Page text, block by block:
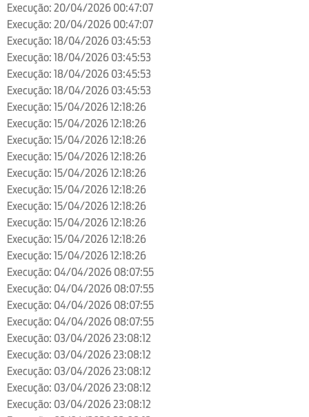
Execução: 20/04/2026 00:47:07
Execução: 20/04/2026 00:47:07
Execução: 18/04/2026 03:45:53
Execução: 18/04/2026 03:45:53
Execução: 18/04/2026 03:45:53
Execução: 18/04/2026 03:45:53
Execução: 15/04/2026 12:18:26
Execução: 15/04/2026 12:18:26
Execução: 15/04/2026 12:18:26
Execução: 15/04/2026 12:18:26
Execução: 15/04/2026 12:18:26
Execução: 15/04/2026 12:18:26
Execução: 15/04/2026 12:18:26
Execução: 15/04/2026 12:18:26
Execução: 15/04/2026 12:18:26
Execução: 15/04/2026 12:18:26
Execução: 04/04/2026 08:07:55
Execução: 04/04/2026 08:07:55
Execução: 04/04/2026 08:07:55
Execução: 04/04/2026 08:07:55
Execução: 03/04/2026 23:08:12
Execução: 03/04/2026 23:08:12
Execução: 03/04/2026 23:08:12
Execução: 03/04/2026 23:08:12
Execução: 03/04/2026 23:08:12